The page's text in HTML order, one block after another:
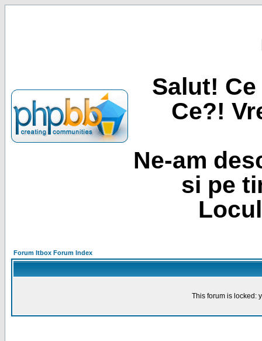
Salut!
Ce?!
Ne-am
si pe
Forum Itbox Forum Index
This forum is locked: